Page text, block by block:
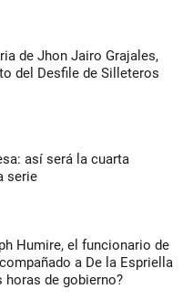
de Jhon Jairo Grajales,
del Desfile de Silleteros
así será la cuarta
serie
Humire, el funcionario de
a De la Espriella
horas de gobierno?